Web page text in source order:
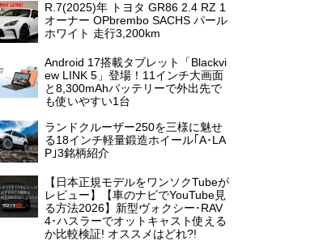
R.7(2025)年 トヨタ GR86 2.4 RZ 1
オーナー OPbrembo SACHS パール
ホワイト 走行3,200km
Android 17搭載タブレット「Blackvi
ew LINK 5」登場！11インチ大画面
と8,300mAhバッテリーで外出先で
も使いやすい1台
ランドクルーザー250を三様に魅せ
る18インチ軽量鍛造ホイール｢A･LA
P｣3銘柄紹介
【日本正規モデルをワンソクTubeが
レビュー】【車のナビでYouTube見
る方法2026】新型ヴォクシー･RAV
4･ハスラーでオットキャスト使える
か比較検証! オススメはどれ?!